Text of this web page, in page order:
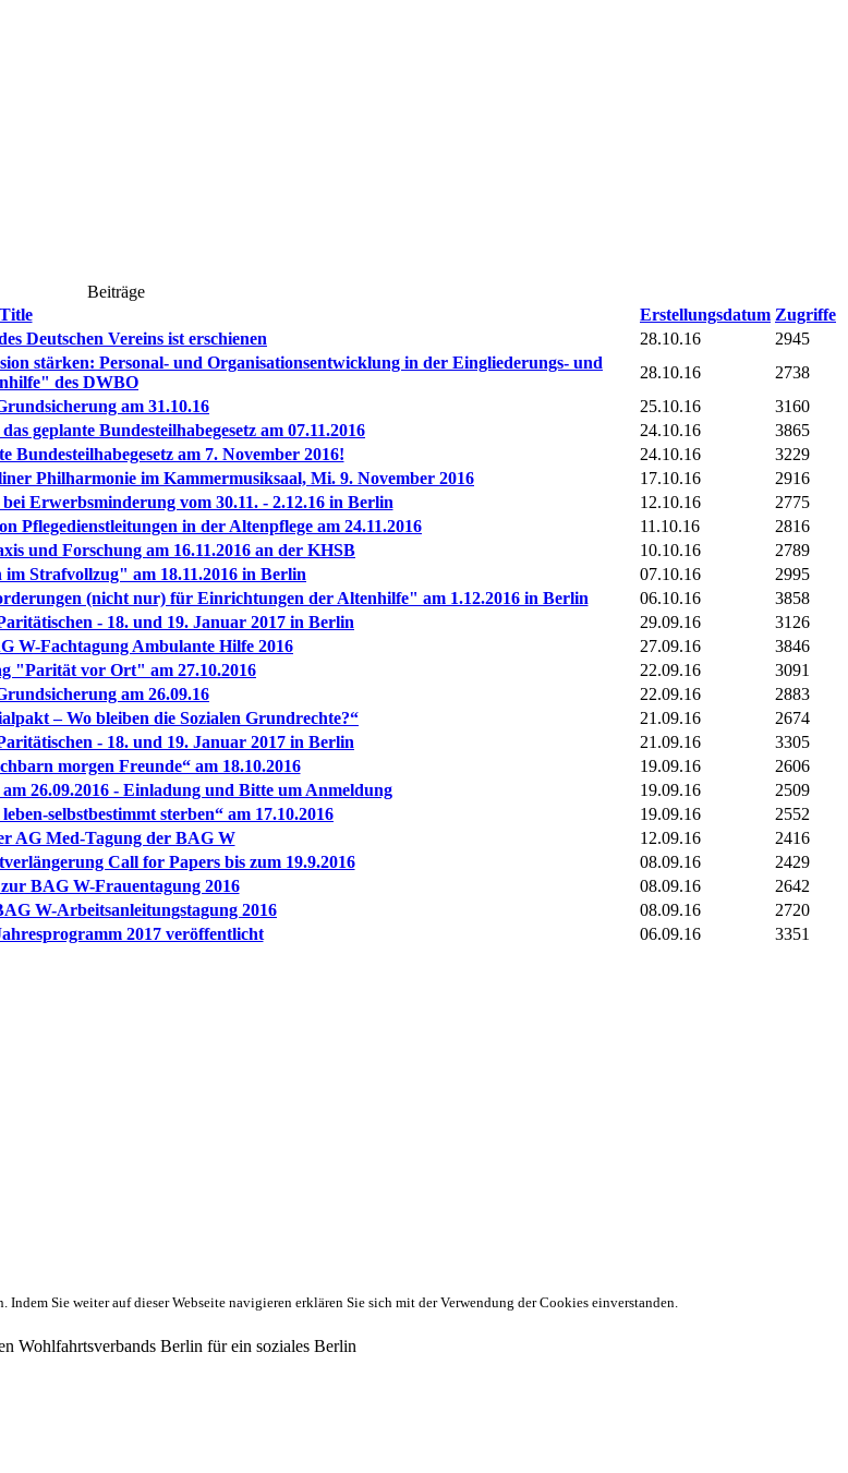
Beiträge
Title
Erstellungsdatum Zugriffe
Deutschen Vereins ist erschienen
28.10.16
2945
stärken: Personal- und Organisationsentwicklung in der Eingliederungs- und
des DWBO
28.10.16
2738
am 31.10.16
25.10.16
3160
geplante Bundesteilhabegesetz am 07.11.2016
24.10.16
3865
am 7. November 2016!
24.10.16
3229
Philharmonie im Kammermusiksaal, Mi. 9. November 2016
17.10.16
2916
Erwerbsminderung vom 30.11. - 2.12.16 in Berlin
12.10.16
2775
in der Altenpflege am 24.11.2016
11.10.16
2816
und Forschung am 16.11.2016 an der KHSB
10.10.16
2789
Strafvollzug" am 18.11.2016 in Berlin
07.10.16
2995
(nicht nur) für Einrichtungen der Altenhilfe" am 1.12.2016 in Berlin
06.10.16
3858
- 18. und 19. Januar 2017 in Berlin
29.09.16
3126
W-Fachtagung Ambulante Hilfe 2016
27.09.16
3846
"Parität vor Ort" am 27.10.2016
22.09.16
3091
am 26.09.16
22.09.16
2883
– Wo bleiben die Sozialen Grundrechte?“
21.09.16
2674
- 18. und 19. Januar 2017 in Berlin
21.09.16
3305
morgen Freunde“ am 18.10.2016
19.09.16
2606
26.09.2016 - Einladung und Bitte um Anmeldung
19.09.16
2509
selbstbestimmt sterben“ am 17.10.2016
19.09.16
2552
AG Med-Tagung der BAG W
12.09.16
2416
Call for Papers bis zum 19.9.2016
08.09.16
2429
BAG W-Frauentagung 2016
08.09.16
2642
W-Arbeitsanleitungstagung 2016
08.09.16
2720
2017 veröffentlicht
06.09.16 3351
Sie weiter auf dieser Webseite navigieren erklären Sie sich mit der Verwendung der Cookies einverstanden.
Wohlfahrtsverbands Berlin für ein soziales Berlin